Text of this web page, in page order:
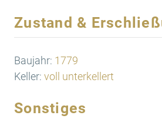
Zustand &
Baujahr: 1779
Keller: voll unterkellert
Sonstiges